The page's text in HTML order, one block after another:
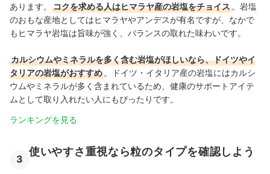
あります。
コクを求める人はヒマラヤ産の岩塩をチョイス 。岩塩
のおもな産地としてはヒマラヤやアンデスが有名ですが、なかで
もヒマラヤ岩塩は旨味が強く、バランスの取れた味わいです。
カルシウムやミネラルを多く含む岩塩がほしいなら、ドイツやイ
タリアの岩塩がおすすめ 。ドイツ・イタリア産の岩塩にはカルシ
ウムやミネラルが多く含まれているため、健康のサポートアイテ
ムとして取り入れたい人にもぴったりです。
ランキングを見る
3
使いやすさ重視なら粒のタイプを確認しよう